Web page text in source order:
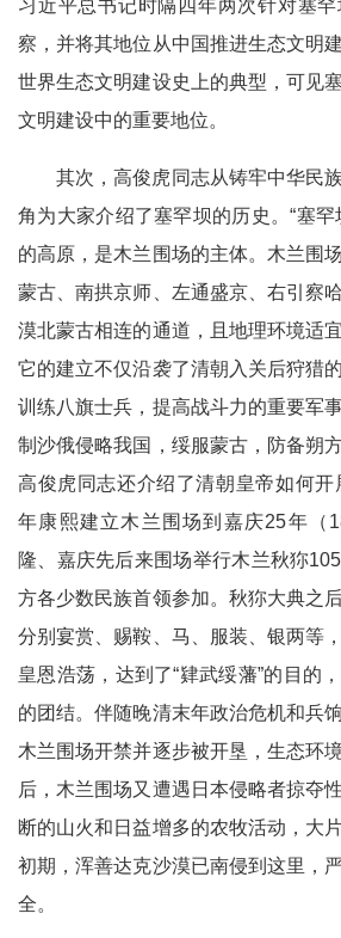
习近平总书记时隔四年两次针对塞
察，并将其地位从中国推进生态文明
世界生态文明建设史上的典型，可见
文明建设中的重要地位。
其次，高俊虎同志从铸牢中华民
角为大家介绍了塞罕坝的历史。“塞
的高原，是木兰围场的主体。木兰围
蒙古、南拱京师、左通盛京、右引察
漠北蒙古相连的通道，且地理环境适
它的建立不仅沿袭了清朝入关后狩猎
训练八旗士兵，提高战斗力的重要军
制沙俄侵略我国，绥服蒙古，防备朔
高俊虎同志还介绍了清朝皇帝如何开
年康熙建立木兰围场到嘉庆25年（
隆、嘉庆先后来围场举行木兰秋狝
方各少数民族首领参加。秋狝大典之
分别宴赏、赐鞍、马、服装、银两等
皇恩浩荡，达到了“肄武绥藩”的目的
的团结。伴随晚清末年政治危机和兵
木兰围场开禁并逐步被开垦，生态环
后，木兰围场又遭遇日本侵略者掠夺
断的山火和日益增多的农牧活动，大
初期，浑善达克沙漠已南侵到这里，
全。